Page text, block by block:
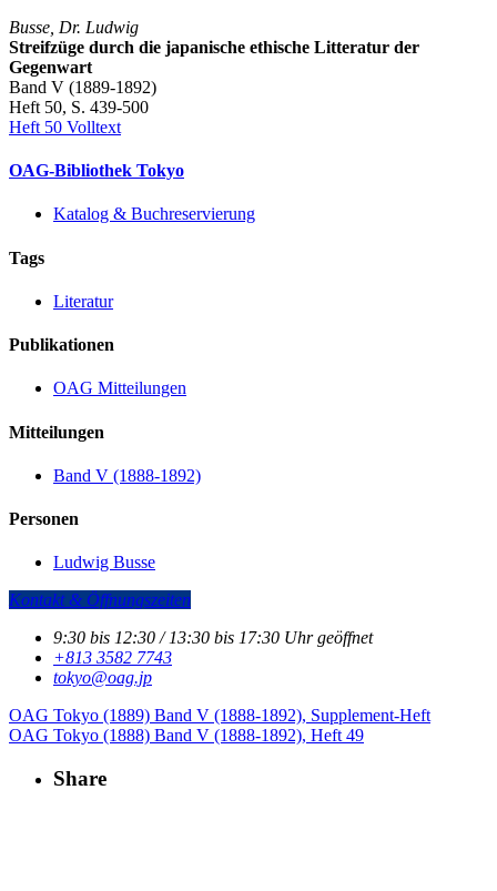
Busse, Dr. Ludwig
Streifzüge durch die japanische ethische Litteratur der
Gegenwart
Band V (1889-1892)
Heft 50, S. 439-500
Heft 50 Volltext
OAG-Bibliothek Tokyo
Katalog & Buchreservierung
Tags
Literatur
Publikationen
OAG Mitteilungen
Mitteilungen
Band V (1888-1892)
Personen
Ludwig Busse
Kontakt & Öffnungszeiten
9:30 bis 12:30 / 13:30 bis 17:30 Uhr geöffnet
+813 3582 7743
tokyo­@­oag­.­jp
OAG Tokyo (1889) Band V (1888-1892), Supplement-Heft
OAG Tokyo (1888) Band V (1888-1892), Heft 49
Share